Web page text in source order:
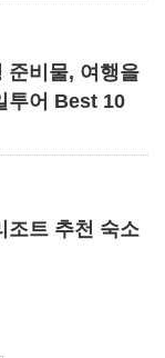
준비물, 여행을
투어 Best 10
조트 추천 숙소